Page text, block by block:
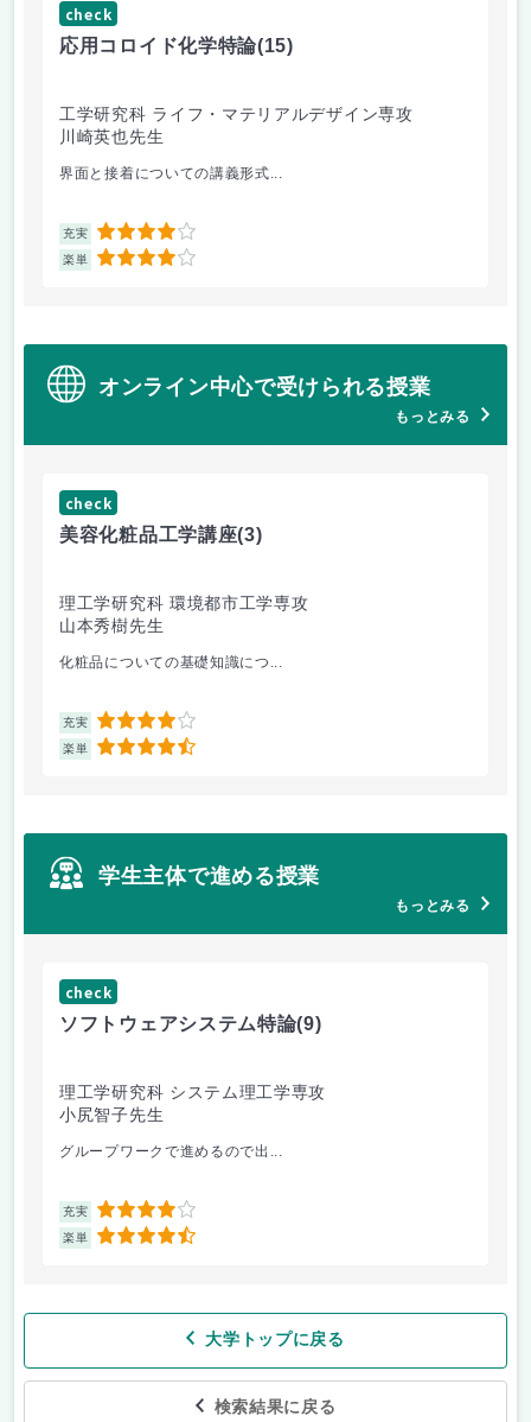
check
応用コロイド化学特論(15)
工学研究科 ライフ・マテリアルデザイン専攻
川崎英也先生
界面と接着についての講義形式...
充実 4
楽単 4
オンライン中心で受けられる授業
もっとみる
check
美容化粧品工学講座(3)
理工学研究科 環境都市工学専攻
山本秀樹先生
化粧品についての基礎知識につ...
充実 4
楽単 4.5
学生主体で進める授業
もっとみる
check
ソフトウェアシステム特論(9)
理工学研究科 システム理工学専攻
小尻智子先生
グループワークで進めるので出...
充実 4
楽単 4.5
大学トップに戻る
検索結果に戻る